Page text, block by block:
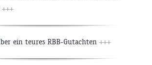
+++
ein teures RBB-Gutachten +++